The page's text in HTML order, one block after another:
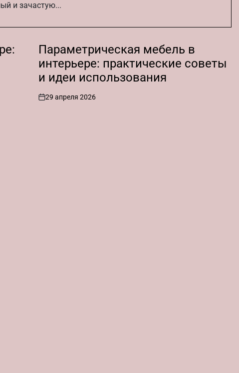
и зачастую...
Параметрическая мебель в
интерьере: практические советы
и идеи использования
on
29 апреля 2026